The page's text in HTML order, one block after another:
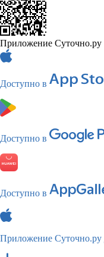
Приложение Суточно.ру
Доступно в
Доступно в
Доступно в
Приложение Суточно.ру